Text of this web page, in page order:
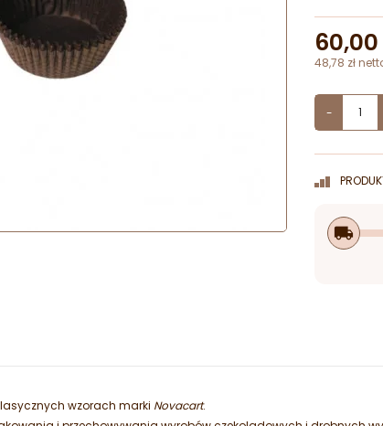
60,00
48,78 zł
-
local_shipping
wzorach marki Novacart.